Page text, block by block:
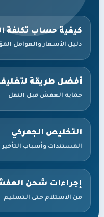
كيفية حساب تكلفة
دليل الأسعار والعوامل
أفضل طريقة لتغليف
حماية العفش قبل النقل
التخليص الجمركي
المستندات وأسباب التأخير
إجراءات شحن
من الاستلام حتى التسليم